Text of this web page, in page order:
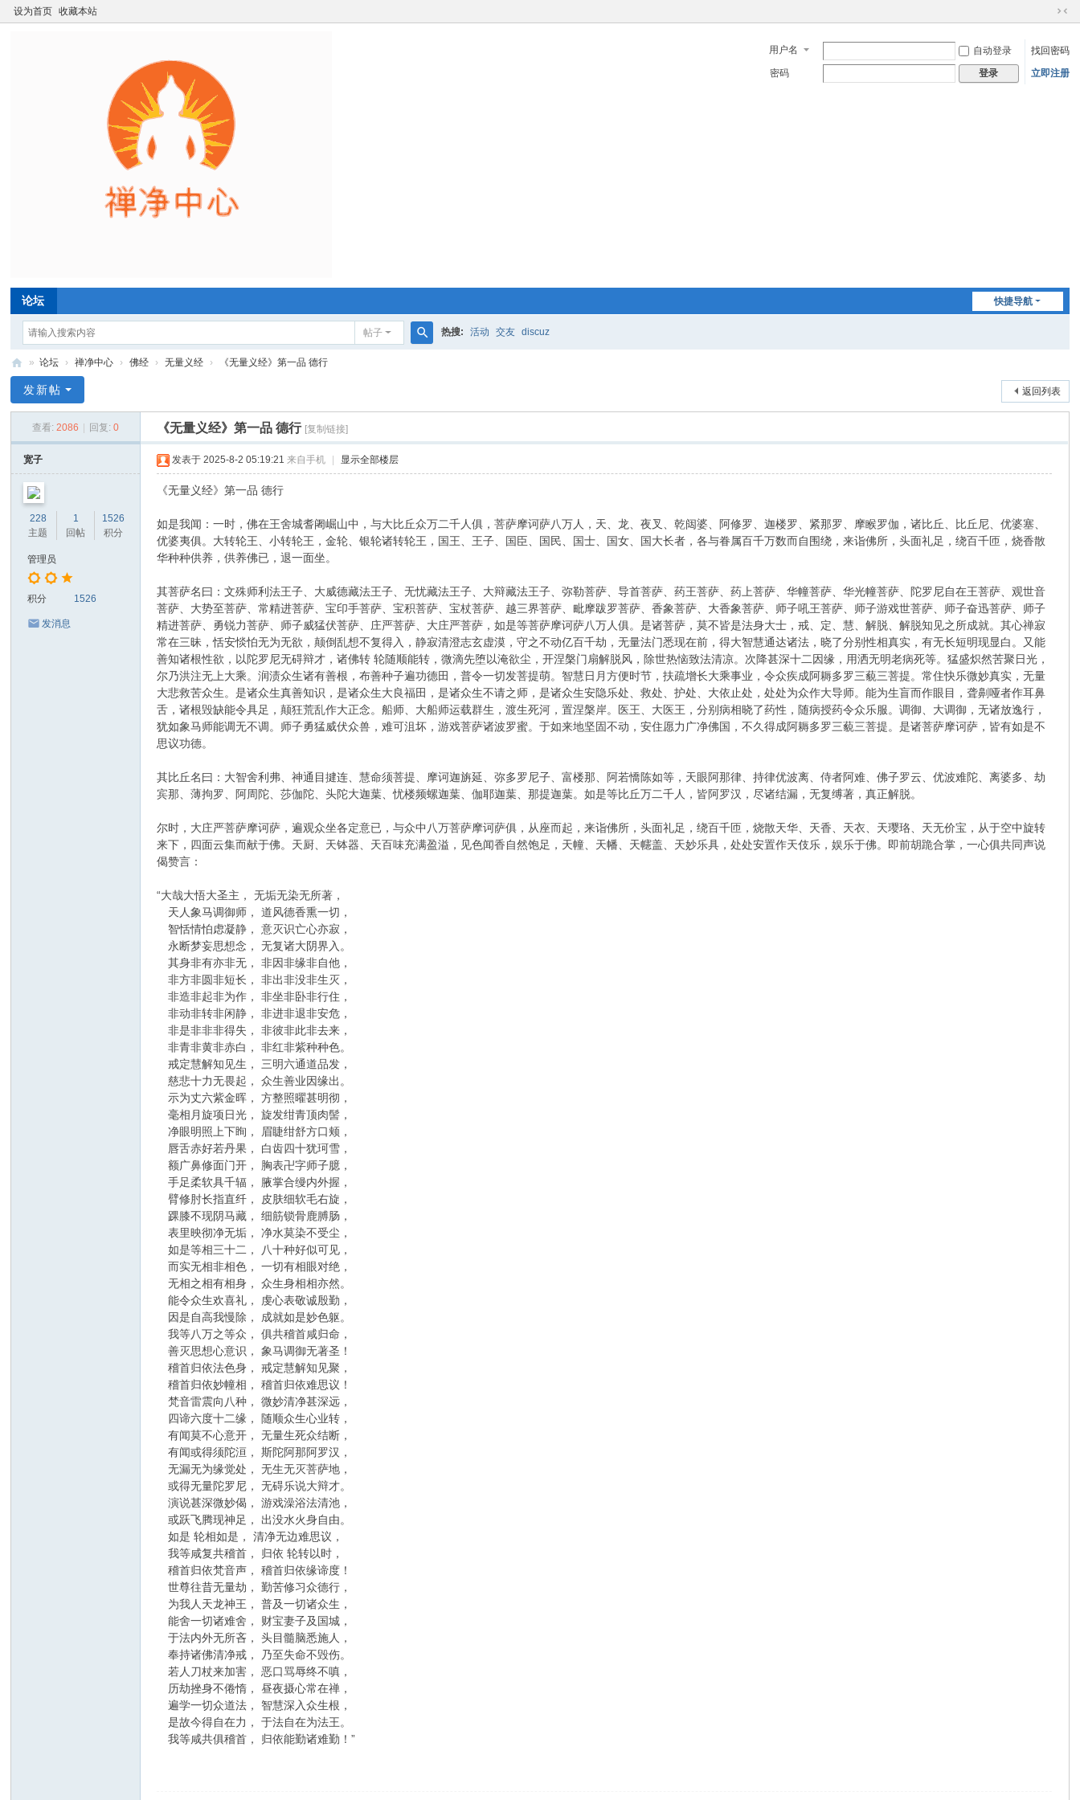
设为首页 收藏本站
切
到
窄
用户名 自动登录
找回密码
密码
登录 立即注册
快捷导航
论坛
帖子 热搜: 活动 交友 discuz
净
心
» 论坛 › 禅净中心 › 佛经 › 无量义经 › 《无量义经》第一品 德行
返回列表
发新帖
查看: 2086 回复: 0 《无量义经》第一品 德行 [复制链接]
宽子
228
主题
1
回帖
1526
积分
管理员
积分 1526
发消息
发表于 2025-8-2 05:19:21 来自手机 显示全部楼层
《无量义经》第一品 德行
如是我闻：一时，佛在王舍城耆阇崛山中，与大比丘众万二千人俱，菩萨摩诃萨八万人，天、龙、夜叉、乾闼婆、阿修罗、迦楼罗、紧那罗、摩睺罗伽，诸比丘、比丘尼、优婆塞、
优婆夷俱。大转轮王、小转轮王，金轮、银轮诸转轮王，国王、王子、国臣、国民、国士、国女、国大长者，各与眷属百千万数而自围绕，来诣佛所，头面礼足，绕百千匝，烧香散
华种种供养，供养佛已，退一面坐。
其菩萨名曰：文殊师利法王子、大威德藏法王子、无忧藏法王子、大辩藏法王子、弥勒菩萨、导首菩萨、药王菩萨、药上菩萨、华幢菩萨、华光幢菩萨、陀罗尼自在王菩萨、观世音
菩萨、大势至菩萨、常精进菩萨、宝印手菩萨、宝积菩萨、宝杖菩萨、越三界菩萨、毗摩跋罗菩萨、香象菩萨、大香象菩萨、师子吼王菩萨、师子游戏世菩萨、师子奋迅菩萨、师子
精进菩萨、勇锐力菩萨、师子威猛伏菩萨、庄严菩萨、大庄严菩萨，如是等菩萨摩诃萨八万人俱。是诸菩萨，莫不皆是法身大士，戒、定、慧、解脱、解脱知见之所成就。其心禅寂
常在三昧，恬安惔怕无为无欲，颠倒乱想不复得入，静寂清澄志玄虚漠，守之不动亿百千劫，无量法门悉现在前，得大智慧通达诸法，晓了分别性相真实，有无长短明现显白。又能
善知诸根性欲，以陀罗尼无碍辩才，诸佛转 轮随顺能转，微滴先堕以淹欲尘，开涅槃门扇解脱风，除世热恼致法清凉。次降甚深十二因缘，用洒无明老病死等。猛盛炽然苦聚日光，
尔乃洪注无上大乘。润渍众生诸有善根，布善种子遍功德田，普令一切发菩提萌。智慧日月方便时节，扶疏增长大乘事业，令众疾成阿耨多罗三藐三菩提。常住快乐微妙真实，无量
大悲救苦众生。是诸众生真善知识，是诸众生大良福田，是诸众生不请之师，是诸众生安隐乐处、救处、护处、大依止处，处处为众作大导师。能为生盲而作眼目，聋劓哑者作耳鼻
舌，诸根毁缺能令具足，颠狂荒乱作大正念。船师、大船师运载群生，渡生死河，置涅槃岸。医王、大医王，分别病相晓了药性，随病授药令众乐服。调御、大调御，无诸放逸行，
犹如象马师能调无不调。师子勇猛威伏众兽，难可沮坏，游戏菩萨诸波罗蜜。于如来地坚固不动，安住愿力广净佛国，不久得成阿耨多罗三藐三菩提。是诸菩萨摩诃萨，皆有如是不
思议功德。
其比丘名曰：大智舍利弗、神通目揵连、慧命须菩提、摩诃迦旃延、弥多罗尼子、富楼那、阿若憍陈如等，天眼阿那律、持律优波离、侍者阿难、佛子罗云、优波难陀、离婆多、劫
宾那、薄拘罗、阿周陀、莎伽陀、头陀大迦葉、忧楼频螺迦葉、伽耶迦葉、那提迦葉。如是等比丘万二千人，皆阿罗汉，尽诸结漏，无复缚著，真正解脱。
尔时，大庄严菩萨摩诃萨，遍观众坐各定意已，与众中八万菩萨摩诃萨俱，从座而起，来诣佛所，头面礼足，绕百千匝，烧散天华、天香、天衣、天璎珞、天无价宝，从于空中旋转
来下，四面云集而献于佛。天厨、天钵器、天百味充满盈溢，见色闻香自然饱足，天幢、天幡、天幰盖、天妙乐具，处处安置作天伎乐，娱乐于佛。即前胡跪合掌，一心俱共同声说
偈赞言：
“大哉大悟大圣主， 无垢无染无所著，
天人象马调御师， 道风德香熏一切，
智恬情怕虑凝静， 意灭识亡心亦寂，
永断梦妄思想念， 无复诸大阴界入。
其身非有亦非无， 非因非缘非自他，
非方非圆非短长， 非出非没非生灭，
非造非起非为作， 非坐非卧非行住，
非动非转非闲静， 非进非退非安危，
非是非非非得失， 非彼非此非去来，
非青非黄非赤白， 非红非紫种种色。
戒定慧解知见生， 三明六通道品发，
慈悲十力无畏起， 众生善业因缘出。
示为丈六紫金晖， 方整照曜甚明彻，
毫相月旋项日光， 旋发绀青顶肉髻，
净眼明照上下眴， 眉睫绀舒方口颊，
唇舌赤好若丹果， 白齿四十犹珂雪，
额广鼻修面门开， 胸表卍字师子臆，
手足柔软具千辐， 腋掌合缦内外握，
臂修肘长指直纤， 皮肤细软毛右旋，
踝膝不现阴马藏， 细筋锁骨鹿膊肠，
表里映彻净无垢， 净水莫染不受尘，
如是等相三十二， 八十种好似可见，
而实无相非相色， 一切有相眼对绝，
无相之相有相身， 众生身相相亦然。
能令众生欢喜礼， 虔心表敬诚殷勤，
因是自高我慢除， 成就如是妙色躯。
我等八万之等众， 俱共稽首咸归命，
善灭思想心意识， 象马调御无著圣！
稽首归依法色身， 戒定慧解知见聚，
稽首归依妙幢相， 稽首归依难思议！
梵音雷震向八种， 微妙清净甚深远，
四谛六度十二缘， 随顺众生心业转，
有闻莫不心意开， 无量生死众结断，
有闻或得须陀洹， 斯陀阿那阿罗汉，
无漏无为缘觉处， 无生无灭菩萨地，
或得无量陀罗尼， 无碍乐说大辩才。
演说甚深微妙偈， 游戏澡浴法清池，
或跃飞腾现神足， 出没水火身自由。
如是 轮相如是， 清净无边难思议，
我等咸复共稽首， 归依 轮转以时，
稽首归依梵音声， 稽首归依缘谛度！
世尊往昔无量劫， 勤苦修习众德行，
为我人天龙神王， 普及一切诸众生，
能舍一切诸难舍， 财宝妻子及国城，
于法内外无所吝， 头目髓脑悉施人，
奉持诸佛清净戒， 乃至失命不毁伤。
若人刀杖来加害， 恶口骂辱终不嗔，
历劫挫身不倦惰， 昼夜摄心常在禅，
遍学一切众道法， 智慧深入众生根，
是故今得自在力， 于法自在为法王。
我等咸共俱稽首， 归依能勤诸难勤！”